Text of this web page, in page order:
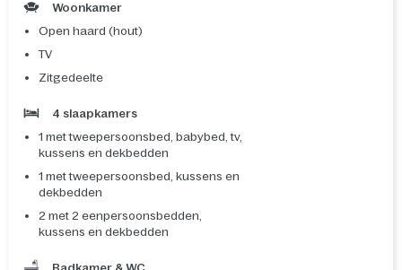
Woonkamer
Open haard (hout)
TV
Zitgedeelte
4 slaapkamers
1 met tweepersoonsbed, babybed, tv,
kussens en dekbedden
1 met tweepersoonsbed, kussens en
dekbedden
2 met 2 eenpersoonsbedden,
kussens en dekbedden